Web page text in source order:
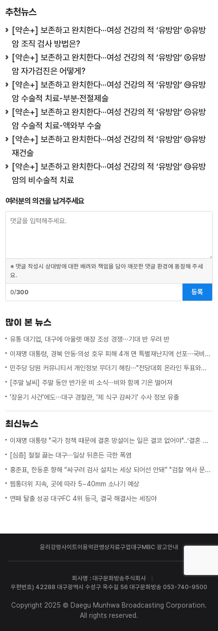
추천뉴스
[약손+] 보존하고 완치한다···여성 건강의 적 ‘유방암’ ⑧유방
암 조직 검사 방법은?
[약손+] 보존하고 완치한다···여성 건강의 적 ‘유방암’ ⑨유방
암 자가검진은 어떻게?
[약손+] 보존하고 완치한다···여성 건강의 적 ‘유방암’ ⑩유방
암 수술적 치료-부분·전절제술
[약손+] 보존하고 완치한다···여성 건강의 적 ‘유방암’ ⑪유방
암 수술적 치료-액와부 수술
[약손+] 보존하고 완치한다···여성 건강의 적 ‘유방암’ ⑫유방
재건술
[약손+] 보존하고 완치한다···여성 건강의 적 ‘유방암’ ⑬유방
암의 비수술적 치료
여러분의 의견을 남겨주세요
※ 댓글 작성시 상대방에 대한 배려와 책임을 담아 깨끗한 댓글 환경에 동참해 주세
요.
0/300 등록
많이 본 뉴스
유통 대기업, 대구에 아울렛 매장 조성 경쟁···기대 반 우려 반
이재명 대통령, 경북 안동·의성 호우 피해 4개 면 특별재난지역 선포···국비 추가 지원
민주당 당원 커뮤니티서 개인정보 무더기 해킹···"전당대회 온라인 투표와는 무관"
[주말 날씨] 주말 동안 반가운 비 소식···비와 함께 기온 떨어져
'장윤기 사건'에도···대구 경찰관, '제 식구 감싸기' 수사 정보 유출
최신뉴스
이재명 대통령 "국가 정책 때문에 결혼 망설이는 일은 결코 없어야"..‘결혼 페널티’ 제도 상 불이익 면밀히 조사 지시
[심층] 절절 끓는 대구···일상 뒤흔든 극한 폭염
홍준표, 한동훈 향해 “싸구려 검사 설치는 세상 되어선 안돼” "검찰 역사 문 닫게 원인 제공한 원흉"
찜통더위 지속, 곳에 따라 5~40mm 소나기 예상
연패 탈출 성공 대구FC 4위 등극, 결국 해결사는 세징야
윤리강령사이트이용약관영상자료구입 대구MBC 광고안내
회사명 : 대구문화방송주식회사
우편번호) 42288 대구광역시 수성구 욱수길 56 대구문화방송 053-740-9500
Copyright 2025 © Daegu Munhwa Broadcasting Corporation.
All rights reserved.